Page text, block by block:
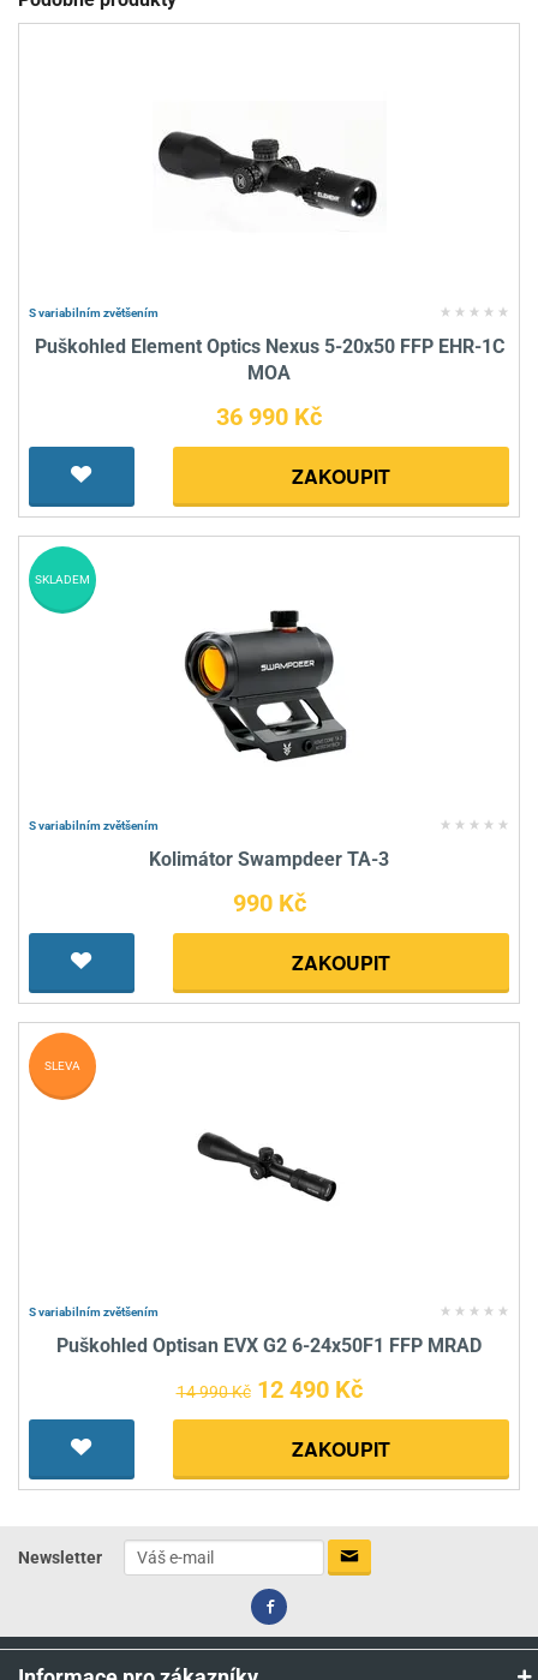
S variabilním zvětšením
Puškohled Element Optics Nexus 5-20x50 FFP EHR-1C
MOA
36 990 Kč
ZAKOUPIT
S variabilním zvětšením
Kolimátor Swampdeer TA-3
990 Kč
ZAKOUPIT
SKLADEM
S variabilním zvětšením
Puškohled Optisan EVX G2 6-24x50F1 FFP MRAD
14 990 Kč 12 490 Kč
ZAKOUPIT
SLEVA
Newsletter